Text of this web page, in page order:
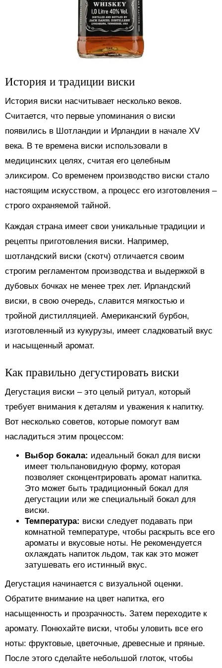
История и традиции виски
История виски насчитывает несколько веков.
Считается, что первые упоминания о виски
появились в Шотландии и Ирландии в начале XV
века. В те времена виски использовали в
медицинских целях, считая его целебным
эликсиром. Со временем производство виски стало
настоящим искусством, а процесс его изготовления –
строго охраняемой тайной.
Каждая страна имеет свои уникальные традиции и
рецепты приготовления виски. Например,
шотландский виски (скотч) отличается своим
строгим регламентом производства и выдержкой в
дубовых бочках не менее трех лет. Ирландский
виски, в свою очередь, славится мягкостью и
тройной дистилляцией. Американский бурбон,
изготовленный из кукурузы, имеет сладковатый вкус
и насыщенный аромат.
Как правильно дегустировать виски
Дегустация виски – это целый ритуал, который
требует внимания к деталям и уважения к напитку.
Вот несколько советов, которые помогут вам
насладиться этим процессом:
Выбор бокала: идеальный бокал для виски
имеет тюльпановидную форму, которая
позволяет сконцентрировать аромат напитка.
Это может быть традиционный бокал для
дегустации или же специальный бокал для
виски.
Температура: виски следует подавать при
комнатной температуре, чтобы раскрыть все его
ароматы и вкусовые ноты. Не рекомендуется
охлаждать напиток льдом, так как это может
затушевать его истинный вкус.
Дегустация начинается с визуальной оценки.
Обратите внимание на цвет напитка, его
насыщенность и прозрачность. Затем переходите к
аромату. Понюхайте виски, чтобы уловить все его
ноты: фруктовые, цветочные, древесные и пряные.
После этого сделайте небольшой глоток, чтобы